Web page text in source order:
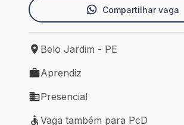
Compartilhar vaga
Local de trabalho: Belo Jardim - PE
Belo Jardim - PE
Tipo de vaga: Aprendiz
Aprendiz
Modelo de trabalho: Presencial
Presencial
Vaga também para PcD